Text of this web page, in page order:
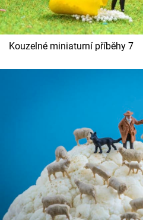
Kouzelné miniaturní příběhy 7